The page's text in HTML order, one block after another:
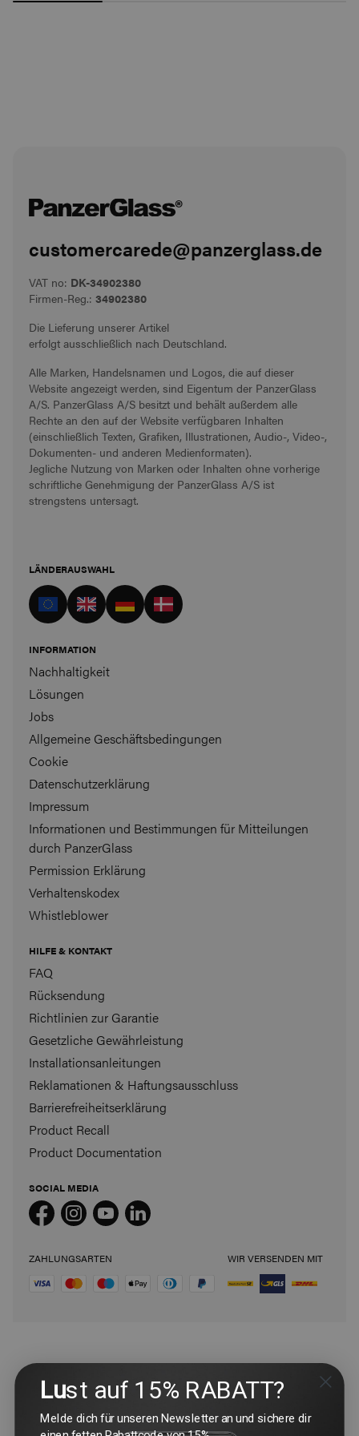
customercarede@panzerglass.de
VAT no: DK-34902380
Firmen-Reg.: 34902380
Die Lieferung unserer Artikel
erfolgt ausschließlich nach Deutschland.
Alle Marken, Handelsnamen und Logos, die auf dieser
Website angezeigt werden, sind Eigentum der PanzerGlass
A/S. PanzerGlass A/S besitzt und behält außerdem alle
Rechte an den auf der Website verfügbaren Inhalten
(einschließlich Texten, Grafiken, Illustrationen, Audio-, Video-,
Dokumenten- und anderen Medienformaten).
Jegliche Nutzung von Marken oder Inhalten ohne vorherige
schriftliche Genehmigung der PanzerGlass A/S ist
strengstens untersagt.
LÄNDERAUSWAHL
INFORMATION
Nachhaltigkeit
Lösungen
Jobs
Allgemeine Geschäftsbedingungen
Cookie
Datenschutzerklärung
Impressum
Informationen und Bestimmungen für Mitteilungen
durch PanzerGlass
Permission Erklärung
Verhaltenskodex
Whistleblower
HILFE & KONTAKT
FAQ
Rücksendung
Richtlinien zur Garantie
Gesetzliche Gewährleistung
Installationsanleitungen
Reklamationen & Haftungsausschluss
Barrierefreiheitserklärung
Product Recall
Product Documentation
SOCIAL MEDIA
ZAHLUNGSARTEN WIR VERSENDEN MIT
Lust auf 15% RABATT?
Melde dich für unseren Newsletter an und sichere dir